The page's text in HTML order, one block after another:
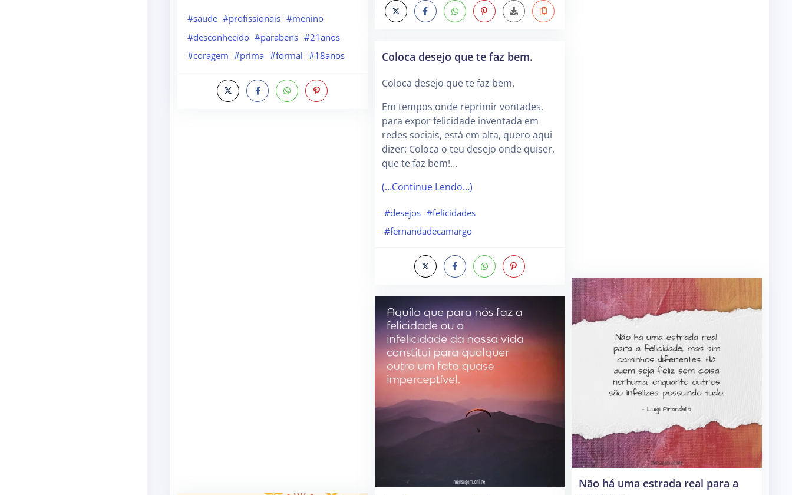
#saude #profissionais #menino
#desconhecido #parabens #21anos
#coragem #prima #formal #18anos Coloca desejo que te faz bem.
Coloca desejo que te faz bem.
Em tempos onde reprimir vontades,
para expor felicidade inventada em
redes sociais, está em alta, quero aqui
dizer: Coloca o teu desejo onde quiser,
que te faz bem!…
(…Continue Lendo…)
#desejos #felicidades
#fernandadecamargo
Não há uma estrada real para a